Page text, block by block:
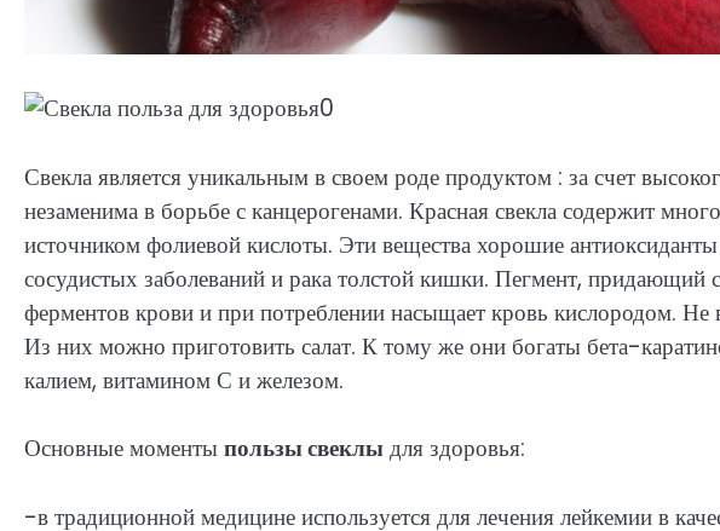
Свекла является уникальным в своем роде продуктом : за счет
незаменима в борьбе с канцерогенами. Красная свекла содержит
источником фолиевой кислоты. Эти вещества хорошие
сосудистых заболеваний и рака толстой кишки. Пегмент, придающий
ферментов крови и при потреблении насыщает кровь кислородом. Не
Из них можно приготовить салат. К тому же они богаты бета-
калием, витамином С и железом.
Основные моментыпользы свеклыдля здоровья:
-в традиционной медицине используется для лечения лейкемии в